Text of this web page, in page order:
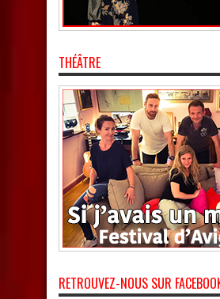
THÉÂTRE
RETROUVEZ-NOUS SUR